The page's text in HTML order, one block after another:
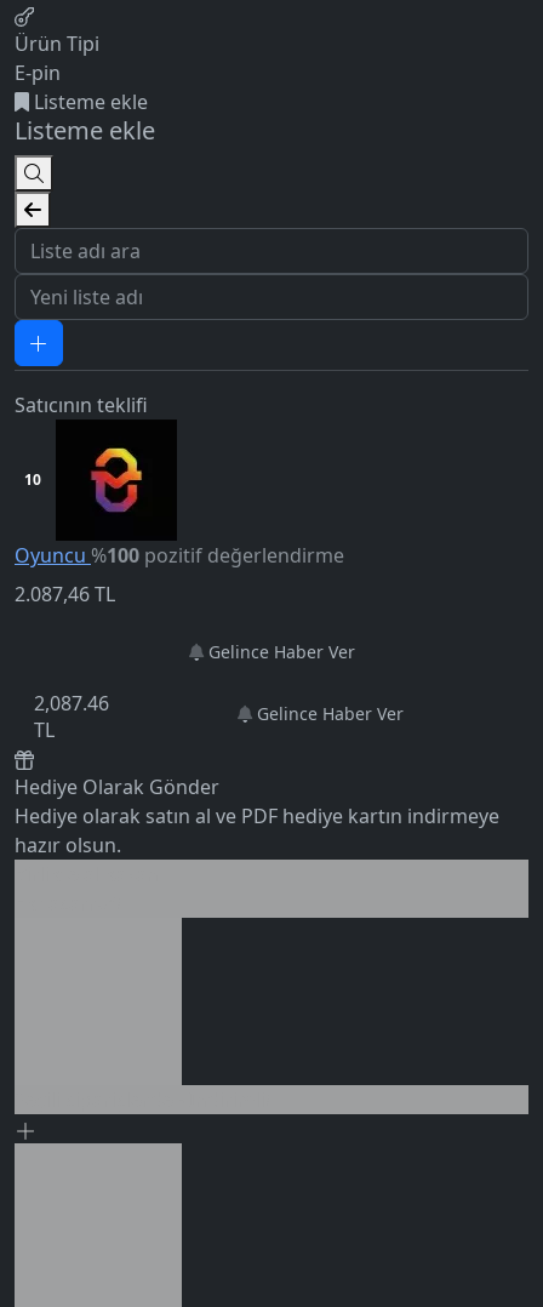
Ürün Tipi
E-pin
Listeme ekle
Listeme ekle
Satıcının teklifi
10
Oyuncu %100 pozitif değerlendirme
2.087,46TL
Gelince Haber Ver
2,087.46
TL
Gelince Haber Ver
Hediye Olarak Gönder
Hediye olarak satın al ve PDF hediye kartın indirmeye
hazır olsun.